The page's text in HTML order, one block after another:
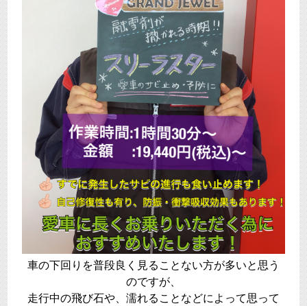
車の下回りを普段良く見ることない方が多いと思う
のですが、
走行中の飛び石や、濡れることなどによって思って